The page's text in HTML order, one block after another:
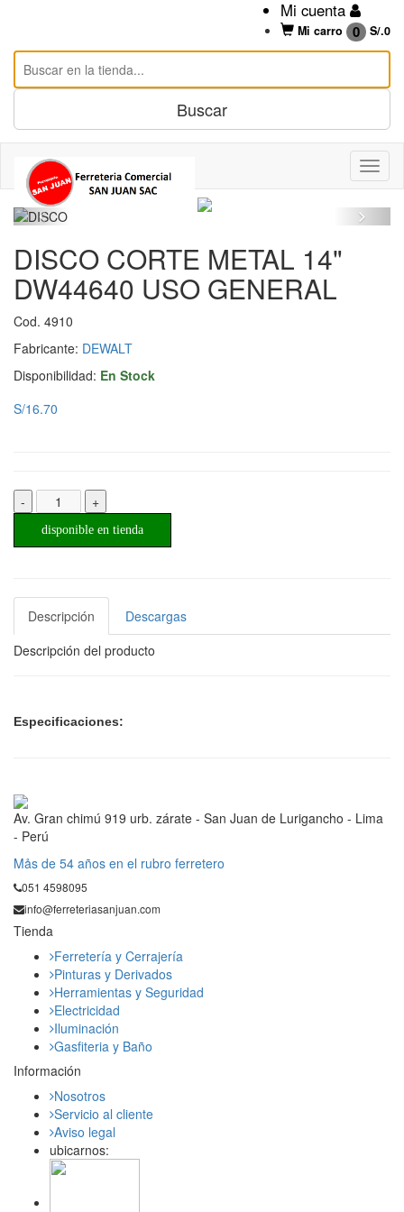
Mi cuenta
Mi carro 0 S/.0
DISCO CORTE METAL 14"
DW44640 USO GENERAL
Cod. 4910
Fabricante: DEWALT
Disponibilidad: En Stock
S/16.70
- +
disponible en tienda
Descripción
Descargas
Descripción del producto
Especificaciones:
Av. Gran chimú 919 urb. zárate - San Juan de Lurigancho - Lima
- Perú
Mås de 54 años en el rubro ferretero
051 4598095
info@ferreteriasanjuan.com
Tienda
Ferretería y Cerrajería
Pinturas y Derivados
Herramientas y Seguridad
Electricidad
Iluminación
Gasfiteria y Baño
Información
Nosotros
Servicio al cliente
Aviso legal
ubicarnos: